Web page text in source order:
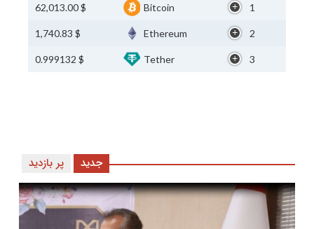
1
Bitcoin
$ 62,013.00
2
Ethereum
$ 1,740.83
3
Tether
$ 0.999132
پر بازدید جدید